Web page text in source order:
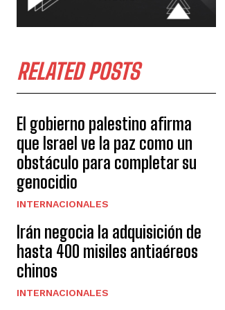
RELATED POSTS
El gobierno palestino afirma
que Israel ve la paz como un
obstáculo para completar su
genocidio
INTERNACIONALES
Irán negocia la adquisición de
hasta 400 misiles antiaéreos
chinos
INTERNACIONALES